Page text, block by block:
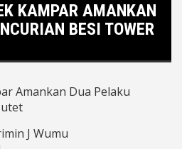
KAMPAR AMANKAN
BESI TOWER
J Wumu